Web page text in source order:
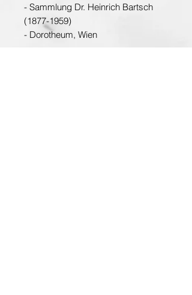
- Sammlung Dr. Heinrich Bartsch
(1877-1959)
- Dorotheum, Wien